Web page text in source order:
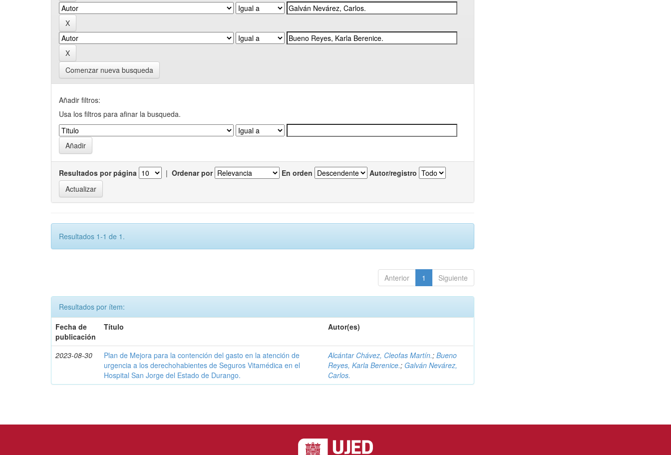
Comenzar nueva busqueda
Añadir filtros:
Usa los filtros para afinar la busqueda.
Resultados por página | Ordenar por En orden Autor/registro
Resultados 1-1 de 1.
Anterior 1 Siguiente
Resultados por ítem:
Fecha de
publicación
Título Autor(es)
2023-08-30
Plan de Mejora para la contención del gasto en la atención de
urgencia a los derechohabientes de Seguros Vitamédica en el
Hospital San Jorge del Estado de Durango.
Alcántar Chávez, Cleofas Martín.;Bueno
Reyes, Karla Berenice.; Galván Nevárez,
Carlos.